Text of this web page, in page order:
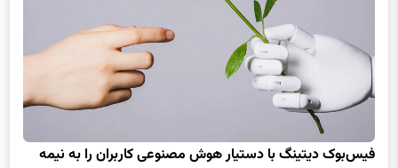
فیس‌بوک دیتینگ با دستیار هوش مصنوعی کاربران را به نیمه‌
گمشده نزدیک‌تر می‌کند